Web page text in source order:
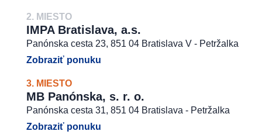
2. MIESTO
IMPA Bratislava, a.s.
Panónska cesta 23, 851 04 Bratislava V - Petržalka
Zobraziť ponuku
3. MIESTO
MB Panónska, s. r. o.
Panónska cesta 31, 851 04 Bratislava - Petržalka
Zobraziť ponuku